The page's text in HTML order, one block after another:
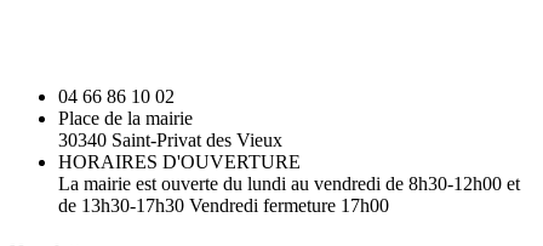
04 66 86 10 02
Place de la mairie
30340 Saint-Privat des Vieux
HORAIRES D'OUVERTURE
La mairie est ouverte du lundi au vendredi de 8h30-12h00 et
de 13h30-17h30 Vendredi fermeture 17h00